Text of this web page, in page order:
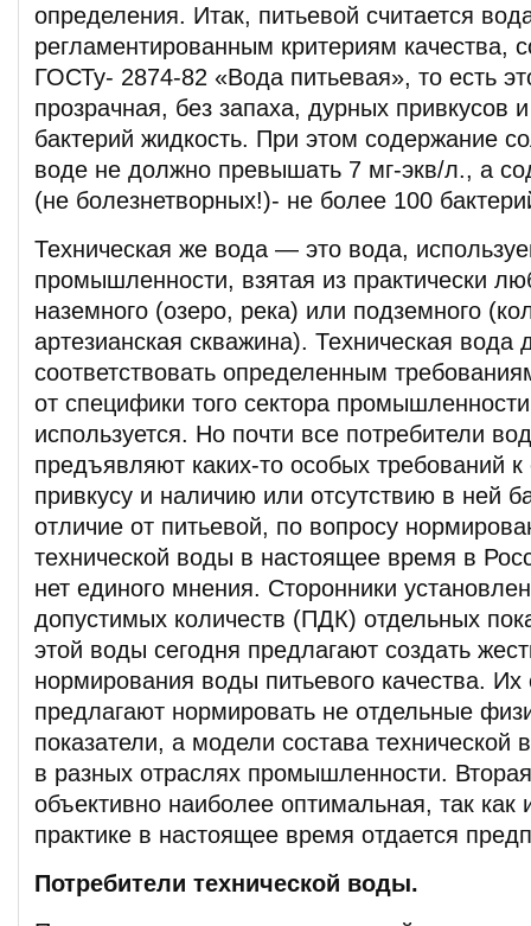
определения. Итак, питьевой считается
регламентированным критериям качества,
ГОСТу- 2874-82 «Вода питьевая», то есть
прозрачная, без запаха, дурных привкусов
бактерий жидкость. При этом содержание
воде не должно превышать 7 мг-экв/л., а
(не болезнетворных!)- не более 100
Техническая же вода — это вода,
промышленности, взятая из практически
наземного (озеро, река) или подземного
артезианская скважина). Техническая вода
соответствовать определенным
от специфики того сектора
используется. Но почти все потребители
предъявляют каких-то особых требований к
привкусу и наличию или отсутствию в ней
отличие от питьевой, по вопросу
технической воды в настоящее время в
нет единого мнения. Сторонники
допустимых количеств (ПДК) отдельных
этой воды сегодня предлагают создать
нормирования воды питьевого качества.
предлагают нормировать не отдельные
показатели, а модели состава технической
в разных отраслях промышленности.
объективно наиболее оптимальная, так как
практике в настоящее время отдается
Потребители технической воды.